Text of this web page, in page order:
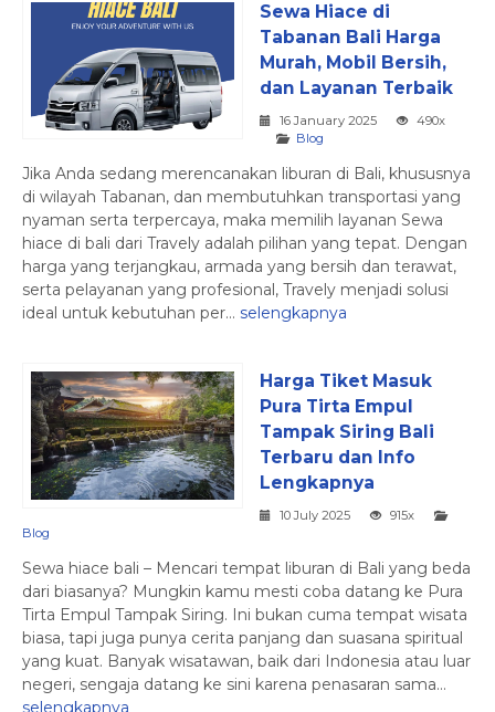
Sewa Hiace di
Tabanan Bali Harga
Murah, Mobil Bersih,
dan Layanan Terbaik
16 January 2025
490x
Blog
Jika Anda sedang merencanakan liburan di Bali, khususnya
di wilayah Tabanan, dan membutuhkan transportasi yang
nyaman serta terpercaya, maka memilih layanan Sewa
hiace di bali dari Travely adalah pilihan yang tepat. Dengan
harga yang terjangkau, armada yang bersih dan terawat,
serta pelayanan yang profesional, Travely menjadi solusi
ideal untuk kebutuhan per... selengkapnya
Harga Tiket Masuk
Pura Tirta Empul
Tampak Siring Bali
Terbaru dan Info
Lengkapnya
10 July 2025
915x
Blog
Sewa hiace bali – Mencari tempat liburan di Bali yang beda
dari biasanya? Mungkin kamu mesti coba datang ke Pura
Tirta Empul Tampak Siring. Ini bukan cuma tempat wisata
biasa, tapi juga punya cerita panjang dan suasana spiritual
yang kuat. Banyak wisatawan, baik dari Indonesia atau luar
negeri, sengaja datang ke sini karena penasaran sama...
selengkapnya